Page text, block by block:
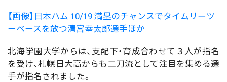
【画像】日本ハム 10/19 満塁のチャンスでタイムリーツ
ーベースを放つ清宮幸太郎選手ほか
北海学園大学からは、支配下・育成合わせて３人が指名
を受け、札幌日大高からも二刀流として注目を集める選
手が指名されました。